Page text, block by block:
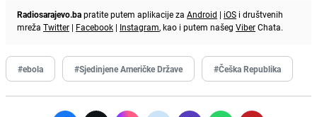
Radiosarajevo.bapratite putem aplikacije za Android | iOS i društvenih
mreža Twitter | Facebook | Instagram, kao i putem našeg ViberChata.
#ebola #Sjedinjene Američke Države #Češka Republika